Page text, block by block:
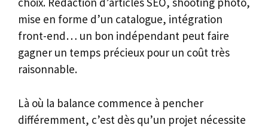
mise en forme d’un catalogue, intégration
front-end… un bon indépendant peut faire
gagner un temps précieux pour un coût très
raisonnable.
Là où la balance commence à pencher
différemment, c’est dès qu’un projet nécessite